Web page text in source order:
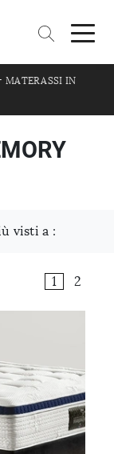
MATERASSI IN
visti a :
1 2